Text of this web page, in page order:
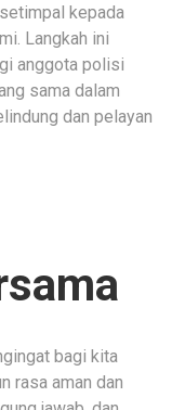
kepada
Langkah ini
anggota polisi
sama dalam
dan pelayan
bagi kita
rasa aman dan